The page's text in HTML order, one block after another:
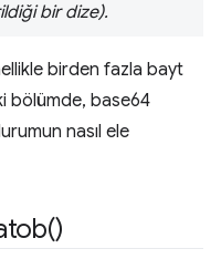
bir dize).
birden fazla bayt
bölümde, base64
nasıl ele
)